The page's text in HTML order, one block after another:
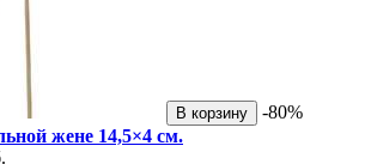
В корзину
-80%
жене 14,5×4 см.